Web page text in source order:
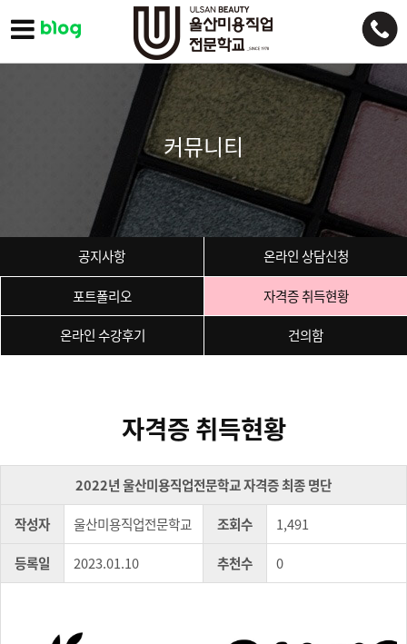
커뮤니티
공지사항
온라인 상담신청
포트폴리오
자격증 취득현황
온라인 수강후기
건의함
자격증 취득현황
2022년 울산미용직업전문학교 자격증 최종 명단
작성자
울산미용직업전문학교 조회수
1,491
등록일
2023.01.10 추천수 0